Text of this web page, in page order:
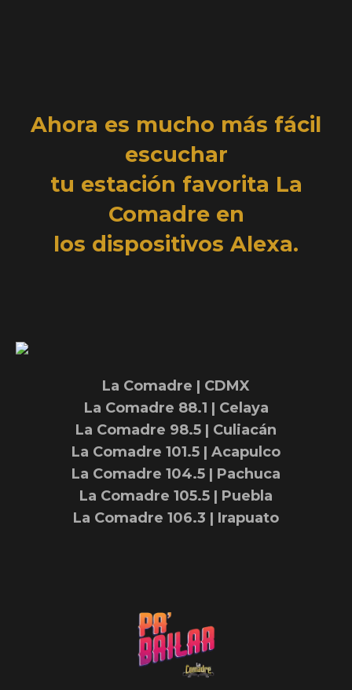
Ahora es mucho más fácil
escuchar
tu estación favorita La
Comadre en
los dispositivos Alexa.
La Comadre | CDMX
La Comadre 88.1 | Celaya
La Comadre 98.5 | Culiacán
La Comadre 101.5 | Acapulco
La Comadre 104.5 | Pachuca
La Comadre 105.5 | Puebla
La Comadre 106.3 | Irapuato